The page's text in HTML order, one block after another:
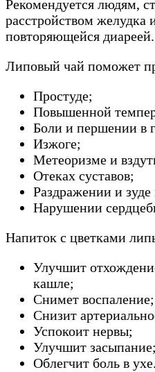
Рекомендуется людям,
расстройством желудка
повторяющейся диареей.
Липовый чай поможет
Простуде;
Повышенной
Боли и першении в
Изжоге;
Метеоризме и
Отеках суставов;
Раздражении и
Нарушении
Напиток с цветками
Улучшит
кашле;
Снимет воспаление;
Снизит
Успокоит нервы;
Улучшит засыпание;
Облегчит боль в ухе.